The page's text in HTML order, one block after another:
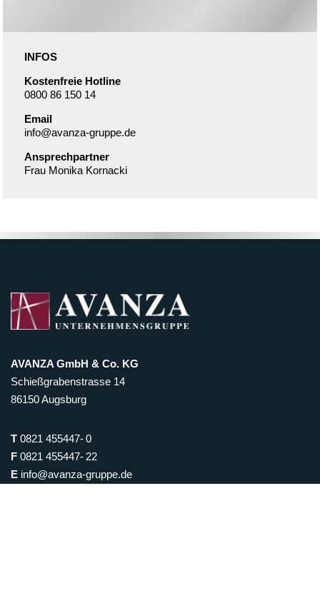
INFOS
Kostenfreie Hotline
0800 86 150 14
Email
info@avanza-gruppe.de
Ansprechpartner
Frau Monika Kornacki
AVANZA GmbH & Co. KG
Schießgrabenstrasse 14
86150 Augsburg
T 0821 455447- 0
F 0821 455447- 22
E info@avanza-gruppe.de